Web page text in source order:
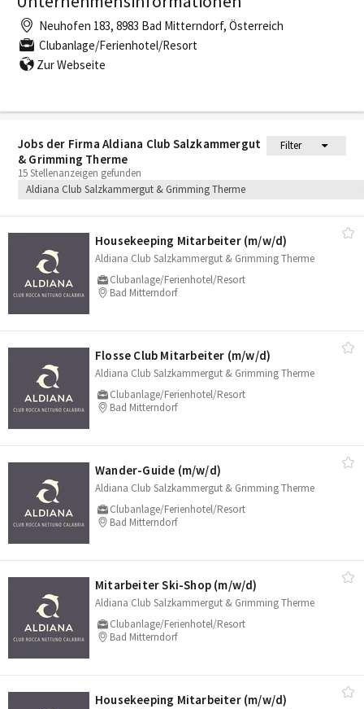
Jobs der Firma Aldiana Club Salzkammergut
& Grimming Therme
Filter
15 Stellenanzeigen gefunden
Aldiana Club Salzkammergut & Grimming Therme
Housekeeping Mitarbeiter (m/​w/​d)
Aldiana Club Salzkammergut & Grimming Therme
Clubanlage/Ferienhotel/Resort
Bad Mitterndorf
Flosse Club Mitarbeiter (m/​w/​d)
Aldiana Club Salzkammergut & Grimming Therme
Clubanlage/Ferienhotel/Resort
Bad Mitterndorf
Wander-Guide (m/​w/​d)
Aldiana Club Salzkammergut & Grimming Therme
Clubanlage/Ferienhotel/Resort
Bad Mitterndorf
Mitarbeiter Ski-Shop (m/​w/​d)
Aldiana Club Salzkammergut & Grimming Therme
Clubanlage/Ferienhotel/Resort
Bad Mitterndorf
Housekeeping Mitarbeiter (m/​w/​d)
Neuhofen 183, 8983 Bad Mitterndorf, Österreich
Clubanlage/Ferienhotel/Resort
Zur Webseite